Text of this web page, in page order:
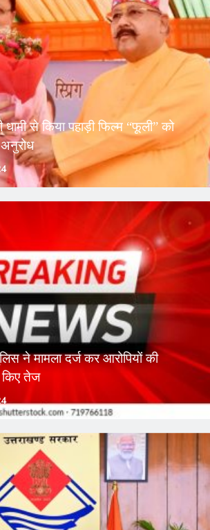
धामी से किया पहाड़ी फिल्म “फूली” को
ने मामला दर्ज कर आरोपियों की
किए तेज